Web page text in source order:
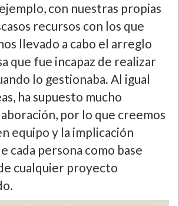
con nuestras propias
recursos con los que
llevado a cabo el arreglo
que fue incapaz de realizar
lo gestionaba. Al igual
ha supuesto mucho
por lo que creemos
equipo y la implicación
cada persona como base
cualquier proyecto